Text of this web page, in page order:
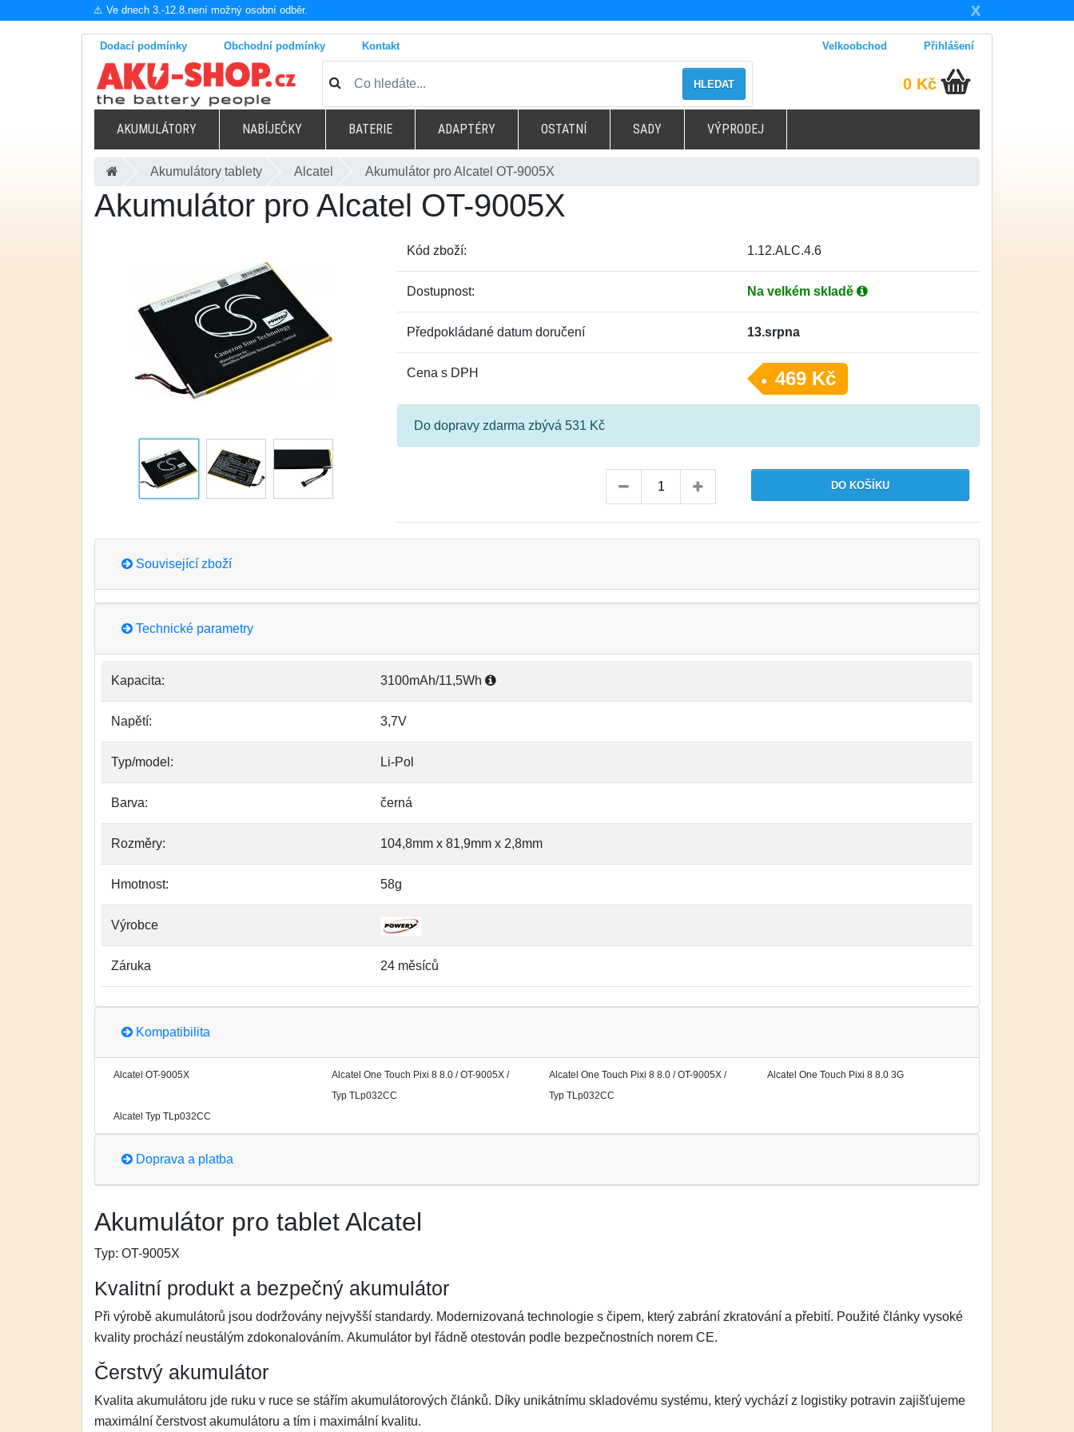
X
⚠️ Ve dnech 3.-12.8.není možný osobní odběr.
Dodací podmínky Obchodní podmínky Kontakt Velkoobchod Přihlášení
HLEDAT 0 Kč
AKUMULÁTORY NABÍJEČKY BATERIE ADAPTÉRY OSTATNÍ SADY VÝPRODEJ
Akumulátory tablety Alcatel Akumulátor pro Alcatel OT-9005X
Akumulátor pro Alcatel OT-9005X
Kód zboží: 1.12.ALC.4.6
Dostupnost: Na velkém skladě
Předpokládané datum doručení 13.srpna
Cena s DPH 469 Kč
Do dopravy zdarma zbývá 531 Kč
Související zboží
Technické parametry
Kapacita: 3100mAh/11,5Wh
Napětí: 3,7V
Typ/model: Li-Pol
Barva: černá
Rozměry: 104,8mm x 81,9mm x 2,8mm
Hmotnost: 58g
Výrobce
Záruka 24 měsíců
Kompatibilita
Alcatel OT-9005X
Alcatel One Touch Pixi 8 8.0 / OT-9005X /
Typ TLp032CC
Alcatel One Touch Pixi 8 8.0 / OT-9005X /
Typ TLp032CC
Alcatel One Touch Pixi 8 8.0 3G
Alcatel Typ TLp032CC
Doprava a platba
Akumulátor pro tablet Alcatel
Typ: OT-9005X
Kvalitní produkt a bezpečný akumulátor
Při výrobě akumulátorů jsou dodržovány nejvyšší standardy. Modernizovaná technologie s čipem, který zabrání zkratování a přebití. Použité články vysoké
kvality prochází neustálým zdokonalováním. Akumulátor byl řádně otestován podle bezpečnostních norem CE.
Čerstvý akumulátor
Kvalita akumulátoru jde ruku v ruce se stářím akumulátorových článků. Díky unikátnímu skladovému systému, který vychází z logistiky potravin zajišťujeme
maximální čerstvost akumulátoru a tím i maximální kvalitu.